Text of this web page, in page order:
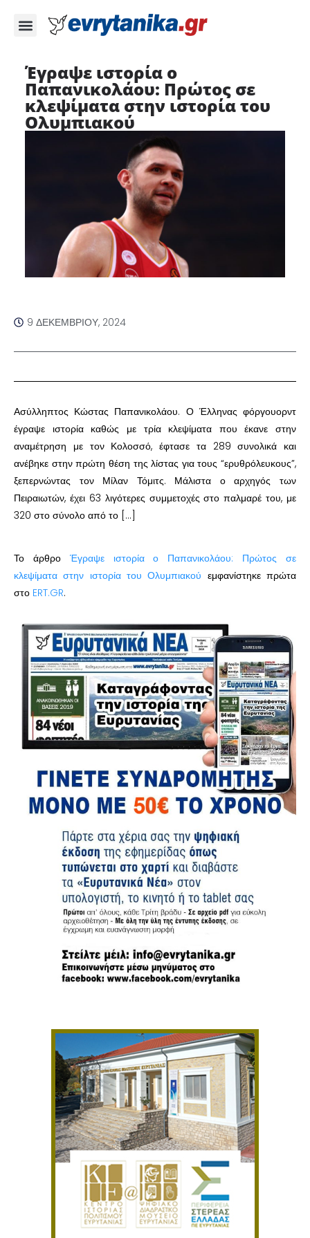
Έγραψε ιστορία ο
Παπανικολάου: Πρώτος σε
κλεψίματα στην ιστορία του
Ολυμπιακού
9 ΔΕΚΕΜΒΡΊΟΥ, 2024
Ασύλληπτος Κώστας Παπανικολάου. Ο Έλληνας φόργουορντ
έγραψε ιστορία καθώς με τρία κλεψίματα που έκανε στην
αναμέτρηση με τον Κολοσσό, έφτασε τα 289 συνολικά και
ανέβηκε στην πρώτη θέση της λίστας για τους “ερυθρόλευκους”,
ξεπερνώντας τον Μίλαν Τόμιτς. Μάλιστα ο αρχηγός των
Πειραιωτών, έχει 63 λιγότερες συμμετοχές στο παλμαρέ του, με
320 στο σύνολο από το […]
Το άρθρο Έγραψε ιστορία ο Παπανικολάου: Πρώτος σε
κλεψίματα στην ιστορία του Ολυμπιακού εμφανίστηκε πρώτα
στο ERT.GR.